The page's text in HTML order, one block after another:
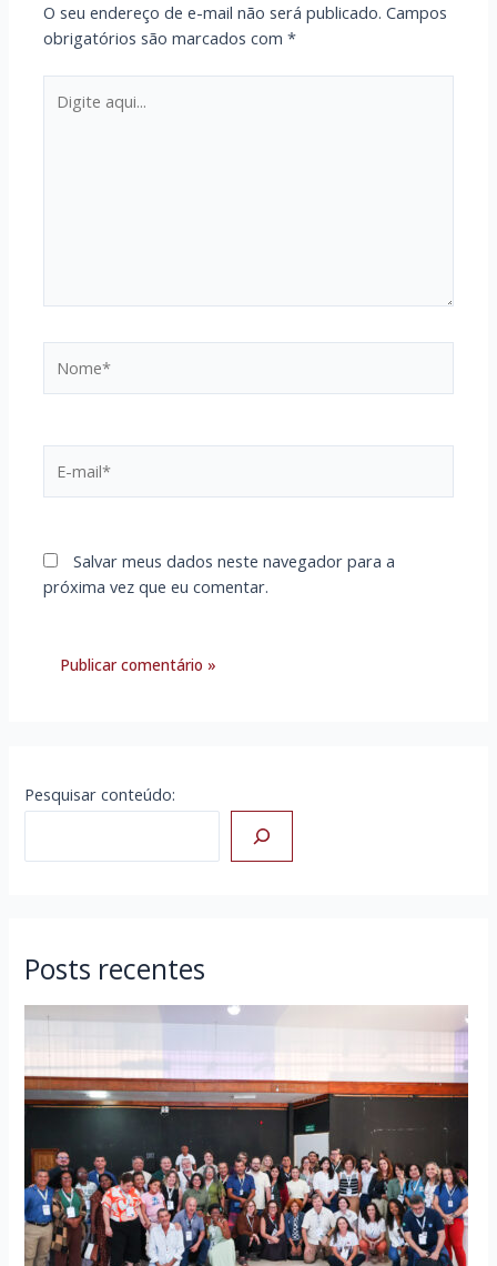
O seu endereço de e-mail não será publicado. Campos
obrigatórios são marcados com*
aqui...
mail*
Salvar meus dados neste navegador para a
próxima vez que eu comentar.
Pesquisar conteúdo:
Posts recentes